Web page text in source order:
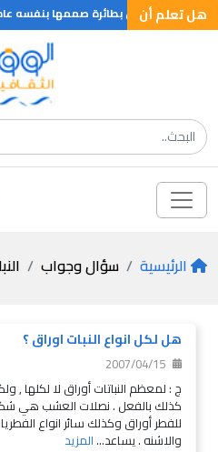
هل تعلم أن
المانش بطائرة صممها بنفسه عام 1909م
الرئيسية سؤال وجواب
هل لكل انواع النبات اوراق ؟
2007/04/15
ج : لمعظم النباتات أوراق لا لكلها ,
كذلك بالفعل . نصلات العشب هي
للفطر أوراق وكذلك سائر انواع
والاشنه . يساعد...المزيد